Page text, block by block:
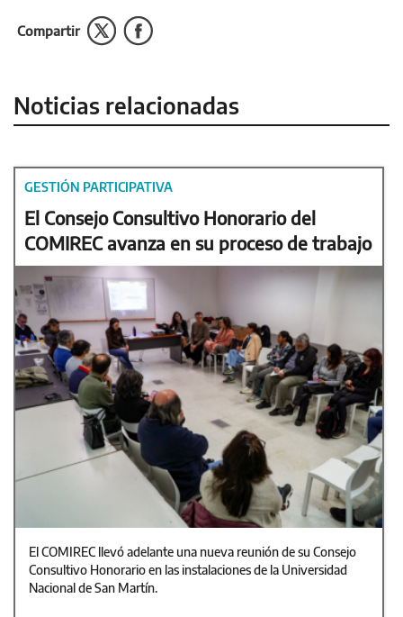
Compartir
Noticias relacionadas
GESTIÓN PARTICIPATIVA
El Consejo Consultivo Honorario del
COMIREC avanza en su proceso de trabajo
El COMIREC llevó adelante una nueva reunión de su Consejo
Consultivo Honorario en las instalaciones de la Universidad
Nacional de San Martín.